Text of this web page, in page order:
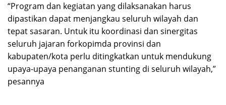
“Program dan kegiatan yang dilaksanakan harus
dipastikan dapat menjangkau seluruh wilayah dan
tepat sasaran. Untuk itu koordinasi dan sinergitas
seluruh jajaran forkopimda provinsi dan
kabupaten/kota perlu ditingkatkan untuk mendukung
upaya-upaya penanganan stunting di seluruh wilayah,”
pesannya